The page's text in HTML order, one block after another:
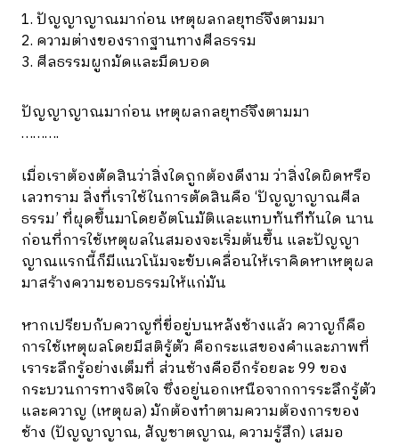
1. ปัญญาญาณมาก่อน เหตุผลกลยุทธ์จึงตามมา
2. ความต่างของรากฐานทางศีลธรรม
3. ศีลธรรมผูกมัดและมืดบอด
ปัญญาญาณมาก่อน เหตุผลกลยุทธ์จึงตามมา
……….
เมื่อเราต้องตัดสินว่าสิ่งใดถูกต้องดีงาม ว่าสิ่งใดผิดหรือ
เลวทราม สิ่งที่เราใช้ในการตัดสินคือ ‘ปัญญาญาณศีล
ธรรม’ ที่ผุดขึ้นมาโดยอัตโนมัติและแทบทันทีทันใด นาน
ก่อนที่การใช้เหตุผลในสมองจะเริ่มต้นขึ้น และปัญญา
ญาณแรกนี้ก็มีแนวโน้มจะขับเคลื่อนให้เราคิดหาเหตุผล
มาสร้างความชอบธรรมให้แก่มัน
หากเปรียบกับควาญที่ขี่อยู่บนหลังช้างแล้ว ควาญก็คือ
การใช้เหตุผลโดยมีสติรู้ตัว คือกระแสของคำและภาพที่
เราระลึกรู้อย่างเต็มที่ ส่วนช้างคืออีกร้อยละ 99 ของ
กระบวนการทางจิตใจ ซึ่งอยู่นอกเหนือจากการระลึกรู้ตัว
และควาญ (เหตุผล) มักต้องทำตามความต้องการของ
ช้าง (ปัญญาญาณ, สัญชาตญาณ, ความรู้สึก) เสมอ